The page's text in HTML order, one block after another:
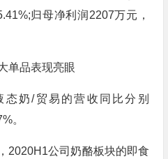
归母净利润2207万元，
品表现亮眼
奶/贸易的营收同比分别
。
公司奶酪板块的即食